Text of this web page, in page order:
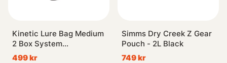
Kinetic Lure Bag Medium
2 Box System
38x24x19cm
499 kr
Simms Dry Creek Z Gear
Pouch - 2L Black
749 kr